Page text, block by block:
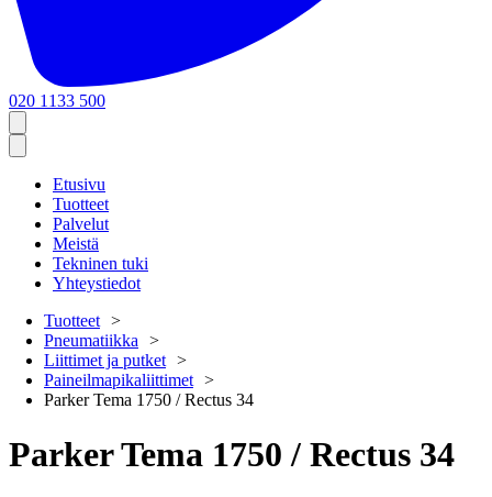
020 1133 500
Etusivu
Tuotteet
Palvelut
Meistä
Tekninen tuki
Yhteystiedot
Tuotteet
Pneumatiikka
Liittimet ja putket
Paineilmapikaliittimet
Parker Tema 1750 / Rectus 34
Parker Tema 1750 / Rectus 34